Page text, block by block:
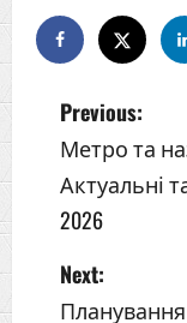
P
o
Previous:
Метро та
Актуальні
2026
Next: